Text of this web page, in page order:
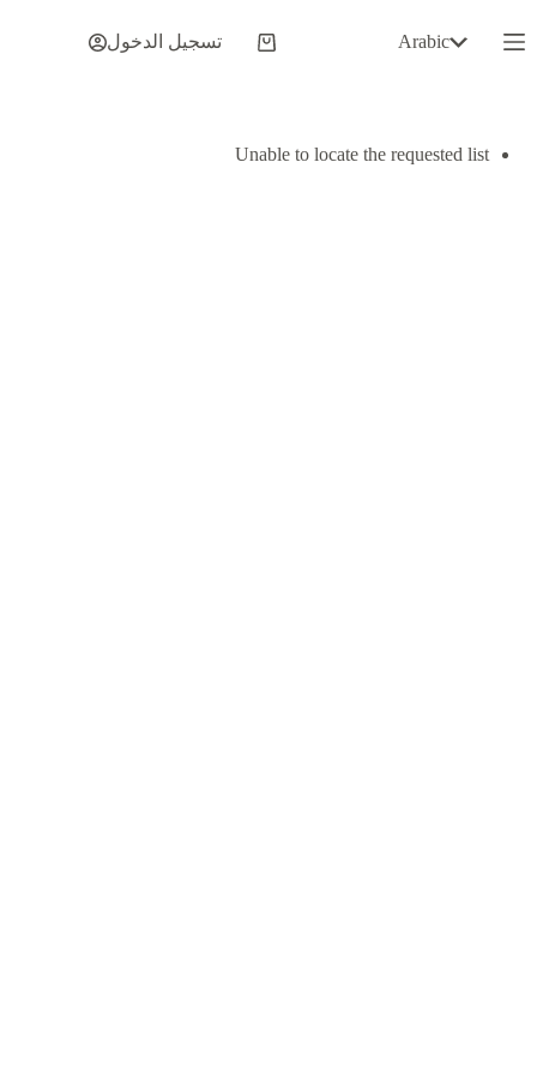
إلى
المحتوى
Arabic
عربة
تسجيل الدخول
Unable to locate the requested list